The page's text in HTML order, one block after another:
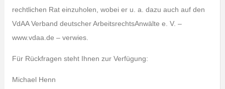
rechtlichen Rat einzuholen, wobei er u. a. dazu auch auf den
VdAA Verband deutscher ArbeitsrechtsAnwälte e. V. –
www.vdaa.de – verwies.
Für Rückfragen steht Ihnen zur Verfügung:
Michael Henn